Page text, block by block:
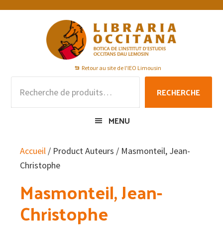
Passer
Passer
Passer
Retour au site de l'IEO Limousin
pour :
RECHERCHE
MENU
Accueil / Product Auteurs / Masmonteil, Jean-
Christophe
Masmonteil, Jean-
Christophe